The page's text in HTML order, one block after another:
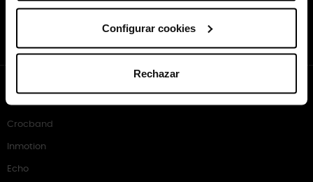
Configurar cookies
Rechazar
Crocs.es (España)
#CrocsSpain
Classic
Crocband
Inmotion
Echo